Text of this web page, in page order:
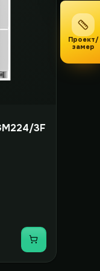
3F
Купить
Проект/
замер